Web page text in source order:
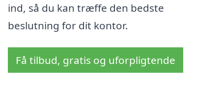
ind, så du kan træffe den bedste
beslutning for dit kontor.
Få tilbud, gratis og uforpligtende